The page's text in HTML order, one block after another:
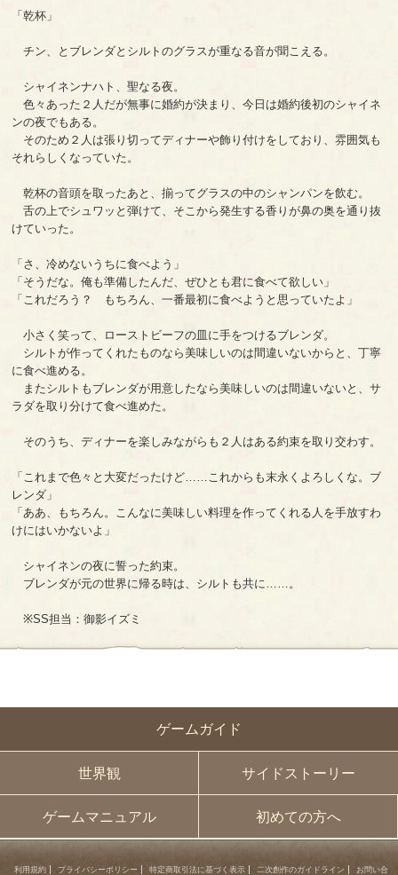
ゲームガイド
世界観 サイドストーリー
ゲームマニュアル 初めての方へ
「乾杯」
チン、とブレンダとシルトのグラスが重なる音が聞こえる。
シャイネンナハト、聖なる夜。
色々あった２人だが無事に婚約が決まり、今日は婚約後初のシャイネ
ンの夜でもある。
そのため２人は張り切ってディナーや飾り付けをしており、雰囲気も
それらしくなっていた。
乾杯の音頭を取ったあと、揃ってグラスの中のシャンパンを飲む。
舌の上でシュワッと弾けて、そこから発生する香りが鼻の奥を通り抜
けていった。
「さ、冷めないうちに食べよう」
「そうだな。俺も準備したんだ、ぜひとも君に食べて欲しい」
「これだろう？ もちろん、一番最初に食べようと思っていたよ」
小さく笑って、ローストビーフの皿に手をつけるブレンダ。
シルトが作ってくれたものなら美味しいのは間違いないからと、丁寧
に食べ進める。
またシルトもブレンダが用意したなら美味しいのは間違いないと、サ
ラダを取り分けて食べ進めた。
そのうち、ディナーを楽しみながらも２人はある約束を取り交わす。
「これまで色々と大変だったけど……これからも末永くよろしくな。ブ
レンダ」
「ああ、もちろん。こんなに美味しい料理を作ってくれる人を手放すわ
けにはいかないよ」
シャイネンの夜に誓った約束。
ブレンダが元の世界に帰る時は、シルトも共に……。
※SS担当：御影イズミ
利用規約 プライバシーポリシー 特定商取引法に基づく表示 二次創作のガイドライン お問い合